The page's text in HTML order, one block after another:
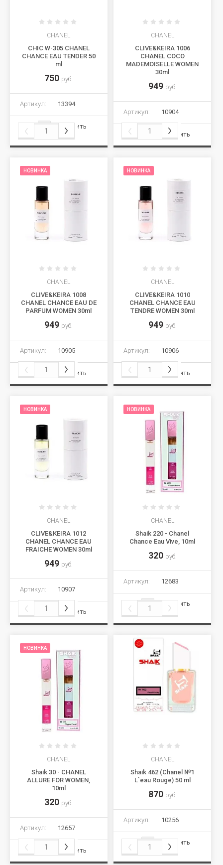
CHANEL
CHIC W-305 CHANEL
CHANCE EAU TENDER 50
ml
750 руб.
Артикул: 13394
Сравнить
CHANEL
CLIVE&KEIRA 1006
CHANEL COCO
MADEMOISELLE WOMEN
30ml
949 руб.
Артикул: 10904
Сравнить
НОВИНКА
CHANEL
CLIVE&KEIRA 1008
CHANEL CHANCE EAU DE
PARFUM WOMEN 30ml
949 руб.
Артикул: 10905
Сравнить
НОВИНКА
CHANEL
CLIVE&KEIRA 1010
CHANEL CHANCE EAU
TENDRE WOMEN 30ml
949 руб.
Артикул: 10906
Сравнить
НОВИНКА
CHANEL
CLIVE&KEIRA 1012
CHANEL CHANCE EAU
FRAICHE WOMEN 30ml
949 руб.
Артикул: 10907
Сравнить
НОВИНКА
CHANEL
Shaik 220 - Chanel
Chance Eau Vive, 10ml
320 руб.
Артикул: 12683
Сравнить
НОВИНКА
CHANEL
Shaik 30 - CHANEL
ALLURE FOR WOMEN,
10ml
320 руб.
Артикул: 12657
Сравнить
CHANEL
Shaik 462 (Chanel №1
L`eau Rouge) 50 ml
870 руб.
Артикул: 10256
Сравнить